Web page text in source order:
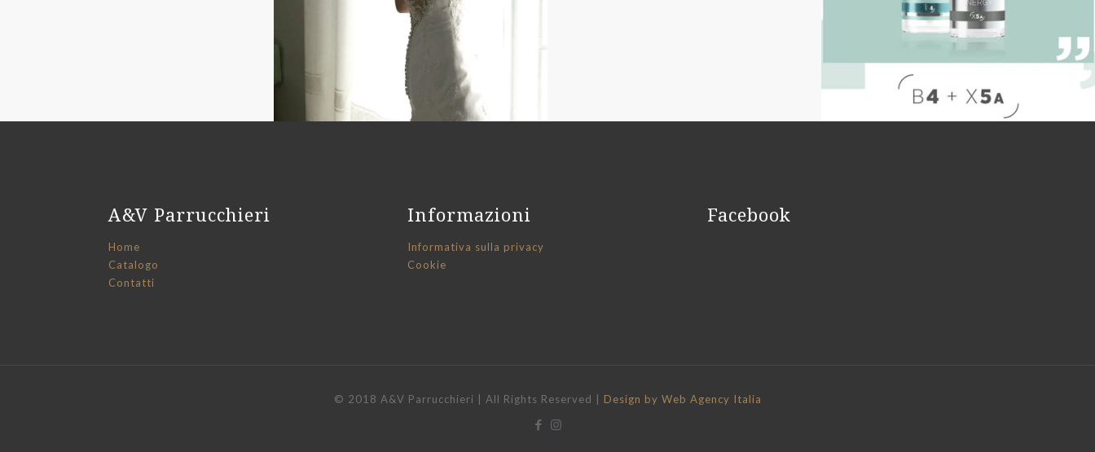
A&V Parrucchieri
Home
Catalogo
Contatti
Informazioni
Informativa sulla privacy
Cookie
Facebook
© 2018 A&V Parrucchieri | All Rights Reserved | Design by Web Agency Italia